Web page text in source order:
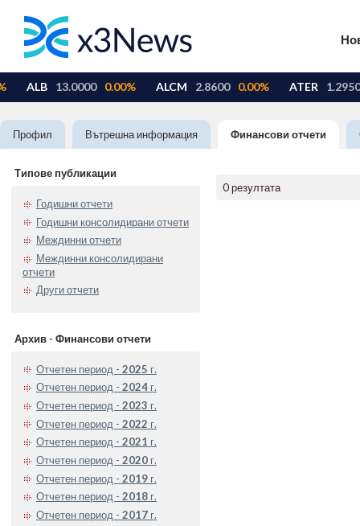
Профил Вътрешна информация Финансови отчети
Типове публикации
Годишни отчети
Годишни консолидирани отчети
Междинни отчети
Междинни консолидирани
отчети
Други отчети
Архив - Финансови отчети
Отчетен период - 2025 г.
Отчетен период - 2024 г.
Отчетен период - 2023 г.
Отчетен период - 2022 г.
Отчетен период - 2021 г.
Отчетен период - 2020 г.
Отчетен период - 2019 г.
Отчетен период - 2018 г.
Отчетен период - 2017 г.
0 резултата